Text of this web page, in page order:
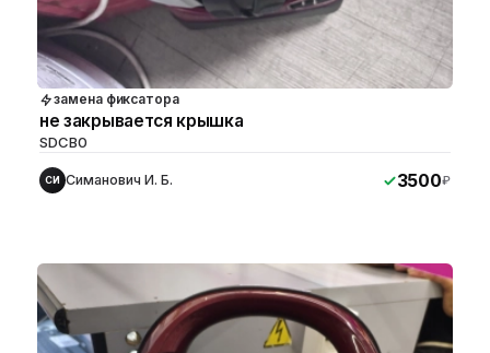
замена фиксатора
не закрывается крышка
SDCB0
СИ Симанович И. Б. 3500₽